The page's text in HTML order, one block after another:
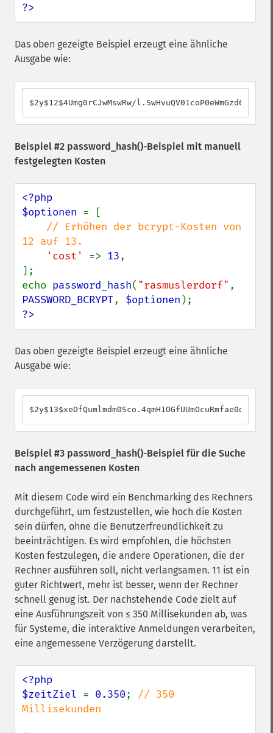
?>
Das oben gezeigte Beispiel erzeugt eine ähnliche
Ausgabe wie:
$2y$12$4Umg0rCJwMswRw/
Beispiel #2 password_hash()-Beispiel mit manuell
festgelegten Kosten
<?php
$optionen = [
// Erhöhen der bcrypt-Kosten von
12 auf 13.
'cost' => 13,
];
echo password_hash( "rasmuslerdorf"
PASSWORD_BCRYPT, $optionen
?>
Das oben gezeigte Beispiel erzeugt eine ähnliche
Ausgabe wie:
Beispiel #3 password_hash()-Beispiel für die Suche
nach angemessenen Kosten
Mit diesem Code wird ein Benchmarking des Rechners
durchgeführt, um festzustellen, wie hoch die Kosten
sein dürfen, ohne die Benutzerfreundlichkeit zu
beeinträchtigen. Es wird empfohlen, die höchsten
Kosten festzulegen, die andere Operationen, die der
Rechner ausführen soll, nicht verlangsamen. 11 ist ein
guter Richtwert, mehr ist besser, wenn der Rechner
schnell genug ist. Der nachstehende Code zielt auf
eine Ausführungszeit von ≤ 350 Millisekunden ab, was
für Systeme, die interaktive Anmeldungen verarbeiten,
eine angemessene Verzögerung darstellt.
<?php
$zeitZiel = 0.350; // 350
Millisekunden